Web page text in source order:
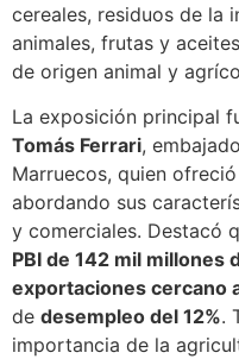
cereales, residuos de la
animales, frutas y
de origen animal y
La exposición principal
Tomás Ferrari,
Marruecos, quien
abordando sus
y comerciales. Destacó
PBI de 142 mil millones
exportaciones cercano
de desempleo del 12%.
importancia de la